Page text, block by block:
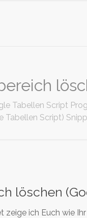
Tabellen Script
Tabellen Script)
löschen
zeige ich Euch wie